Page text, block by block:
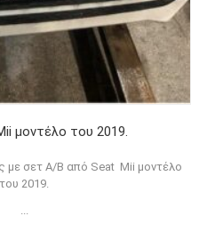
μοντέλο του 2019.
με σετ Α/Β από Seat Mii μοντέλο
του 2019.